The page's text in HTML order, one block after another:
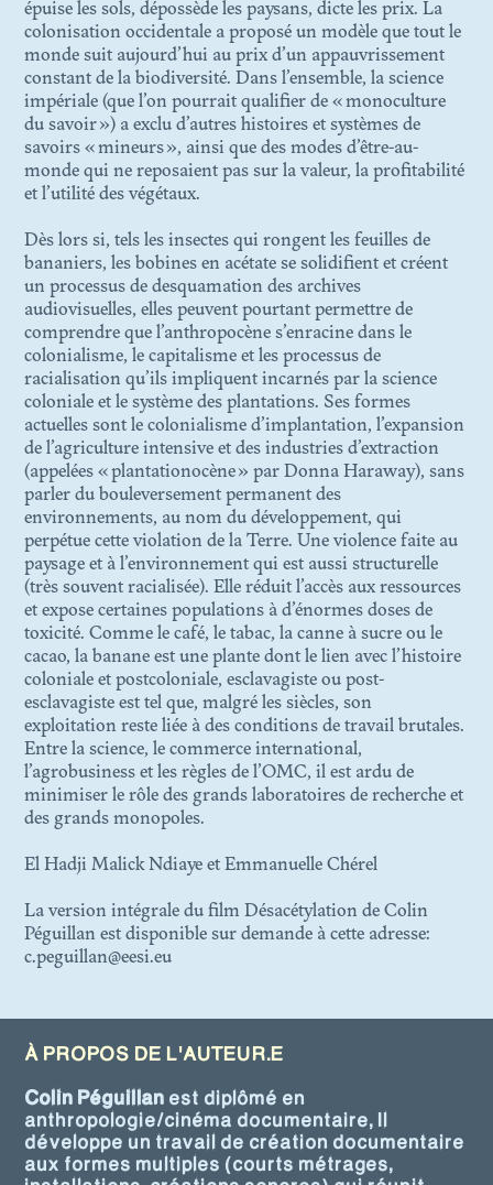
épuise les sols, dépossède les paysans, dicte les prix. La
colonisation occidentale a proposé un modèle que tout le
monde suit aujourd’hui au prix d’un appauvrissement
constant de la biodiversité. Dans l’ensemble, la science
impériale (que l’on pourrait qualifier de « monoculture
du savoir ») a exclu d’autres histoires et systèmes de
savoirs « mineurs », ainsi que des modes d’être-au-
monde qui ne reposaient pas sur la valeur, la profitabilité
et l’utilité des végétaux.
Dès lors si, tels les insectes qui rongent les feuilles de
bananiers, les bobines en acétate se solidifient et créent
un processus de desquamation des archives
audiovisuelles, elles peuvent pourtant permettre de
comprendre que l’anthropocène s’enracine dans le
colonialisme, le capitalisme et les processus de
racialisation qu’ils impliquent incarnés par la science
coloniale et le système des plantations. Ses formes
actuelles sont le colonialisme d’implantation, l’expansion
de l’agriculture intensive et des industries d’extraction
(appelées « plantationocène » par Donna Haraway), sans
parler du bouleversement permanent des
environnements, au nom du développement, qui
perpétue cette violation de la Terre. Une violence faite au
paysage et à l’environnement qui est aussi structurelle
(très souvent racialisée). Elle réduit l’accès aux ressources
et expose certaines populations à d’énormes doses de
toxicité. Comme le café, le tabac, la canne à sucre ou le
cacao, la banane est une plante dont le lien avec l’histoire
coloniale et postcoloniale, esclavagiste ou post-
esclavagiste est tel que, malgré les siècles, son
exploitation reste liée à des conditions de travail brutales.
Entre la science, le commerce international,
l’agrobusiness et les règles de l’OMC, il est ardu de
minimiser le rôle des grands laboratoires de recherche et
des grands monopoles.
El Hadji Malick Ndiaye et Emmanuelle Chérel
La version intégrale du film Désacétylation de Colin
Péguillan est disponible sur demande à cette adresse:
c.peguillan@eesi.eu
À PROPOS DE L'AUTEUR.E
Colin Péguillan est diplômé en
anthropologie/cinéma documentaire, Il
développe un travail de création documentaire
aux formes multiples (courts métrages,
N. 01
LA VIE MÉTAPHORIQUE
DES OBJETS D'ART